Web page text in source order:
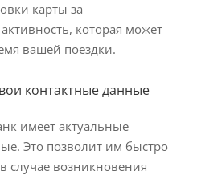
карты за
которая может
вашей поездки.
контактные данные
имеет актуальные
Это позволит им быстро
случае возникновения